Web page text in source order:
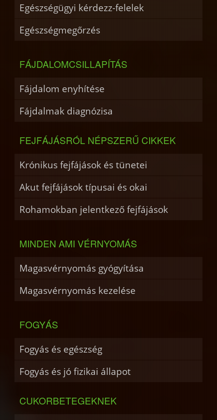
Egészségügyi kérdezz-felelek
Egészségmegőrzés
FÁJDALOMCSILLAPÍTÁS
Fájdalom enyhítése
Fájdalmak diagnózisa
FEJFÁJÁSRÓL NÉPSZERŰ CIKKEK
Krónikus fejfájások és tünetei
Akut fejfájások típusai és okai
Rohamokban jelentkező fejfájások
MINDEN AMI VÉRNYOMÁS
Magasvérnyomás gyógyítása
Magasvérnyomás kezelése
FOGYÁS
Fogyás és egészség
Fogyás és jó fizikai állapot
CUKORBETEGEKNEK